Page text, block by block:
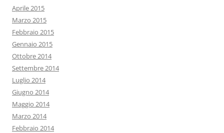
Aprile 2015
Marzo 2015
Febbraio 2015
Gennaio 2015
Ottobre 2014
Settembre 2014
Luglio 2014
Giugno 2014
Maggio 2014
Marzo 2014
Febbraio 2014